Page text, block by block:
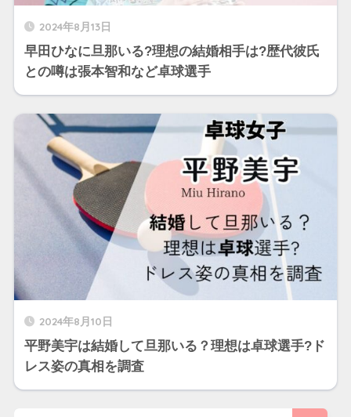
2024年8月13日
早田ひなに旦那いる?理想の結婚相手は?歴代彼氏
との噂は張本智和など卓球選手
2024年8月10日
平野美宇は結婚して旦那いる？理想は卓球選手?ド
レス姿の真相を調査